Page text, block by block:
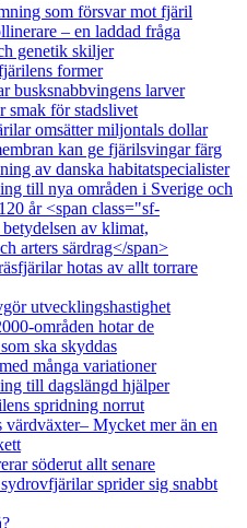
som försvar mot fjäril
– en laddad fråga
genetik skiljer
former
busksnabbvingens larver
smak för stadslivet
omsätter miljontals dollar
kan ge fjärilsvingar färg
av danska habitatspecialister
till nya områden i Sverige och
år <span class="sf-
av klimat,
arters särdrag</span>
hotas av allt torrare
utvecklingshastighet
områden hotar de
ska skyddas
många variationer
till dagslängd hjälper
spridning norrut
värdväxter– Mycket mer än en
söderut allt senare
sprider sig snabbt